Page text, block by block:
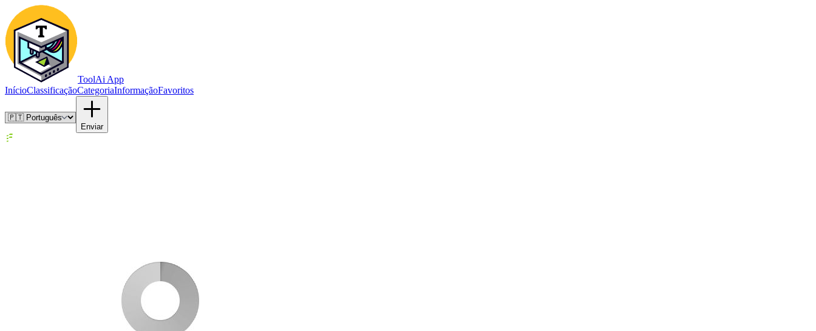
ToolAi App
InícioClassificaçãoCategoriaInformaçãoFavoritos
Enviar